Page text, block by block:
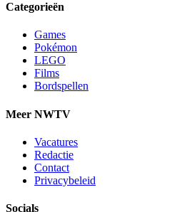
Categorieën
Games
Pokémon
LEGO
Films
Bordspellen
Meer NWTV
Vacatures
Redactie
Contact
Privacybeleid
Socials